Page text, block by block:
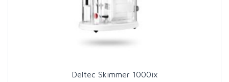
Deltec Skimmer 1000ix